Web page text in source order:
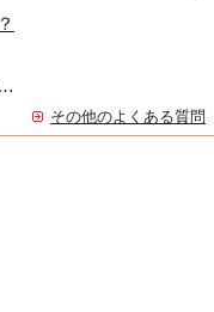
代金の支払いはどのような方法ですか？
その他のよくある質問